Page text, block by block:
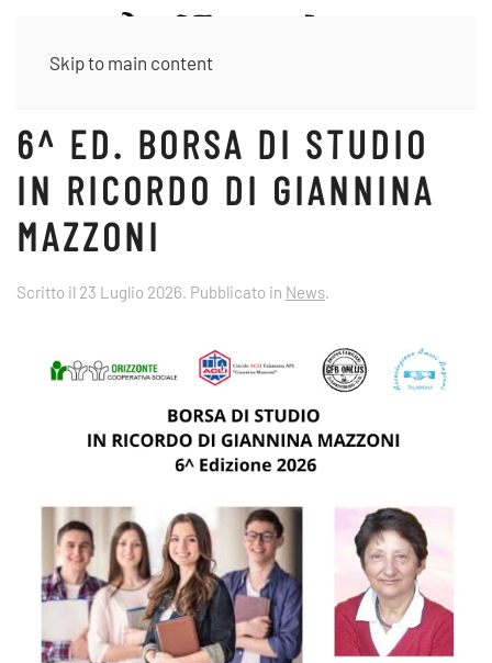
Skip to main content
6^ ED. BORSA DI STUDIO
IN RICORDO DI GIANNINA
MAZZONI
Scritto il 23 Luglio 2026. Pubblicato in News.